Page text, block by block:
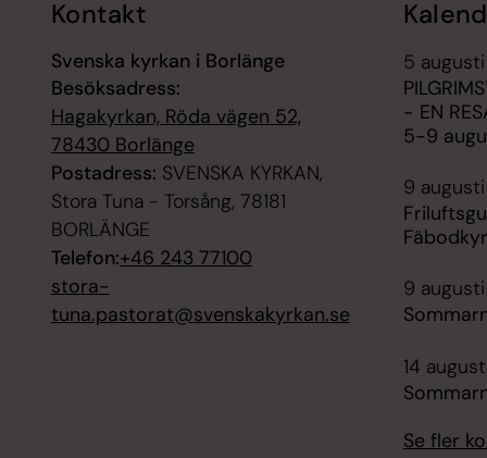
Kontakt
Svenska kyrkan i Borlänge
Besöksadress:
Hagakyrkan, Röda vägen 52,
78430 Borlänge
Postadress: SVENSKA KYRKAN,
Stora Tuna - Torsång, 78181
BORLÄNGE
Telefon:+46 243 77100
stora-
tuna.pastorat@svenskakyrkan.se
5
- EN
5-9
9
9 augusti
14
Se fler